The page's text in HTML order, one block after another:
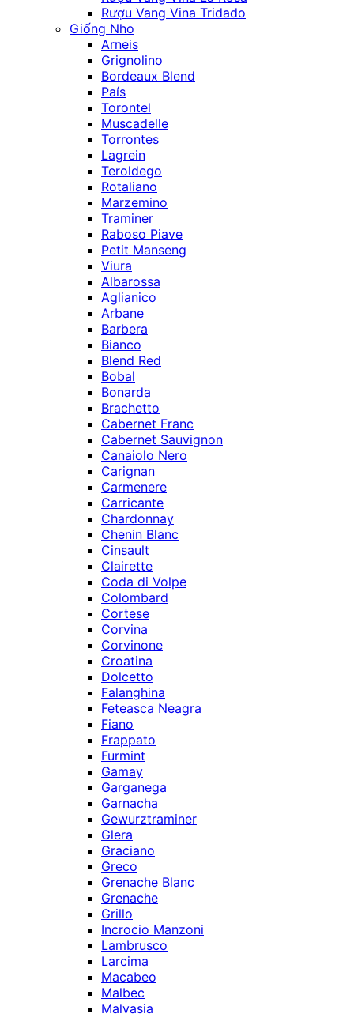
Rượu Vang Vina Tridado
Giống Nho
Arneis
Grignolino
Bordeaux Blend
País
Torontel
Muscadelle
Torrontes
Lagrein
Teroldego
Rotaliano
Marzemino
Traminer
Raboso Piave
Petit Manseng
Viura
Albarossa
Aglianico
Arbane
Barbera
Bianco
Blend Red
Bobal
Bonarda
Brachetto
Cabernet Franc
Cabernet Sauvignon
Canaiolo Nero
Carignan
Carmenere
Carricante
Chardonnay
Chenin Blanc
Cinsault
Clairette
Coda di Volpe
Colombard
Cortese
Corvina
Corvinone
Croatina
Dolcetto
Falanghina
Feteasca Neagra
Fiano
Frappato
Furmint
Gamay
Garganega
Garnacha
Gewurztraminer
Glera
Graciano
Greco
Grenache Blanc
Grenache
Grillo
Incrocio Manzoni
Lambrusco
Larcima
Macabeo
Malbec
Malvasia